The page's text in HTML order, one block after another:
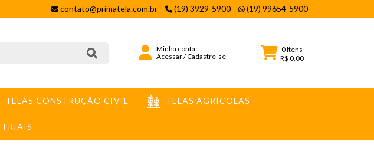
contato@primatela.com.br (19) 3929-5900 (19) 99654-5900
Minha conta
Acessar/Cadastre-se
0Itens
R$ 0,00
TELAS CONSTRUÇÃO CIVIL TELAS AGRÍCOLAS
- PREÇO POR METRO